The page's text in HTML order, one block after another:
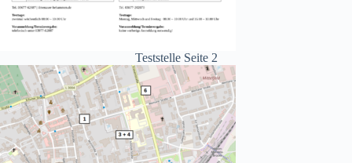
Teststelle Seite 2